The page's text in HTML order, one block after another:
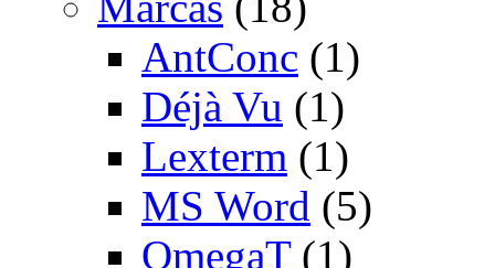
AntConc (1)
Déjà Vu (1)
Lexterm (1)
MS Word (5)
OmegaT(1)